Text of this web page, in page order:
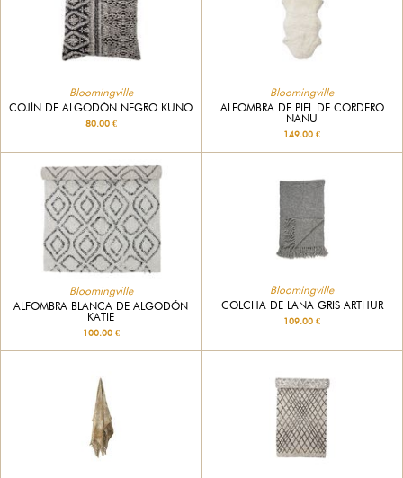
Bloomingville
COJÍN DE ALGODÓN NEGRO KUNO
80.00 €
Bloomingville
ALFOMBRA DE PIEL DE CORDERO
NANU
149.00 €
Bloomingville
ALFOMBRA BLANCA DE ALGODÓN
KATIE
100.00 €
Bloomingville
COLCHA DE LANA GRIS ARTHUR
109.00 €